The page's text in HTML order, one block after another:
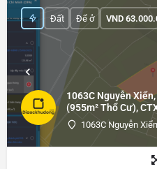
1063C Nguyễn
(955m² Thổ Cư),
1063C Nguyễn Xiển
Đất Để ở VND